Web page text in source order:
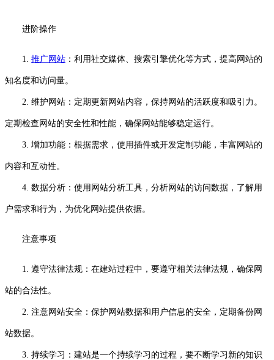
进阶操作
1. 推广网站 ：利用社交媒体、搜索引擎优化等方式，提高网站的
知名度和访问量。
2. 维护网站：定期更新网站内容，保持网站的活跃度和吸引力。
定期检查网站的安全性和性能，确保网站能够稳定运行。
3. 增加功能：根据需求，使用插件或开发定制功能，丰富网站的
内容和互动性。
4. 数据分析：使用网站分析工具，分析网站的访问数据，了解用
户需求和行为，为优化网站提供依据。
注意事项
1. 遵守法律法规：在建站过程中，要遵守相关法律法规，确保网
站的合法性。
2. 注意网站安全：保护网站数据和用户信息的安全，定期备份网
站数据。
3. 持续学习：建站是一个持续学习的过程，要不断学习新的知识